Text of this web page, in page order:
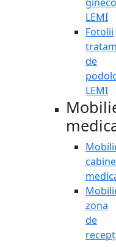
LEMI
Fotolii
de
LEMI
zona
de